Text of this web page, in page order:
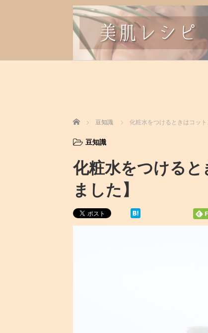
ホーム 豆知識 化粧水をつけるときはコット
豆知識
化粧水をつけると
ました】